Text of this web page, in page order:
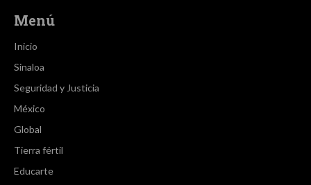
Menú
Inicio
Sinaloa
Seguridad y Justicia
México
Global
Tierra fértil
Educarte